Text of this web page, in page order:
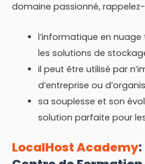
domaine passionné,
l’informatique en
les solutions de
il peut être utilisé par
d’entreprise ou
sa souplesse et son
solution parfaite pour
LocalHost Academy